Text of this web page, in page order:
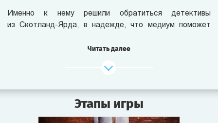
Именно к нему решили обратиться детективы
из Скотланд-Ярда, в надежде, что медиум поможет
совладелец Ост-Индской торговой компании — лорд
детективы Скотланд-Ярда уверены, что это было
спланированное убийство. Им даже удалось
Читать далее
Этапы игры